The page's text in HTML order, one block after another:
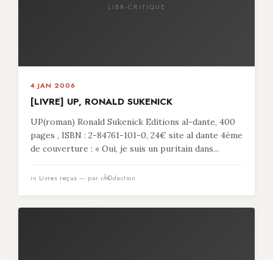
LIBR-CRITIQUE
4 JAN 2006
[LIVRE] UP, RONALD SUKENICK
UP(roman) Ronald Sukenick Editions al-dante, 400
pages , ISBN : 2-84761-101-0, 24€ site al dante 4ème
de couverture : « Oui, je suis un puritain dans...
in Livres reçus — par rÃ©daction